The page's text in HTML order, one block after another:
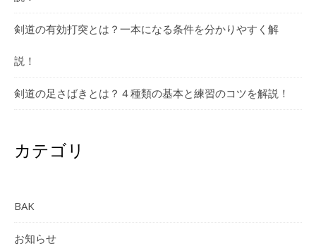
剣道の有効打突とは？一本になる条件を分かりやすく解
説！
剣道の足さばきとは？４種類の基本と練習のコツを解説！
カテゴリ
BAK
お知らせ